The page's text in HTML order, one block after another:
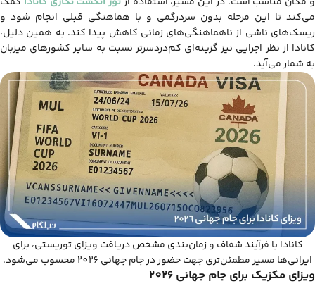
می‌کند تا این مرحله بدون سردرگمی و با هماهنگی قبلی انجام شود و
ریسک‌های ناشی از ناهماهنگی‌های زمانی کاهش پیدا کند. به همین دلیل،
کانادا از نظر اجرایی نیز گزینه‌ای کم‌دردسرتر نسبت به سایر کشورهای میزبان
به شمار می‌آید.
کانادا با فرآیند شفاف و زمان‌بندی مشخص دریافت ویزای توریستی، برای
ایرانی‌ها مسیر مطمئن‌تری جهت حضور در جام جهانی 2026 محسوب می‌شود.
ویزای مکزیک برای جام جهانی 2026